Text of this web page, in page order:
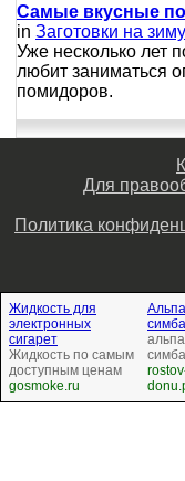
Самые вкусные
in Заготовки на
Уже несколько лет
любит заниматься
помидоров.
Для
Политика
Жидкость для
электронных
сигарет
Жидкость по самым
доступным ценам
gosmoke.ru
симба
симба